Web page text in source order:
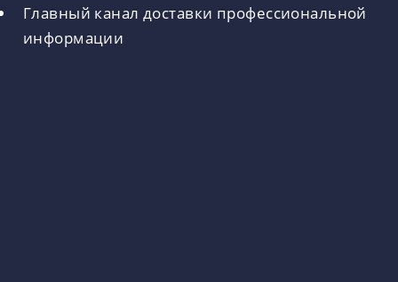
Главный канал доставки профессиональной
информации